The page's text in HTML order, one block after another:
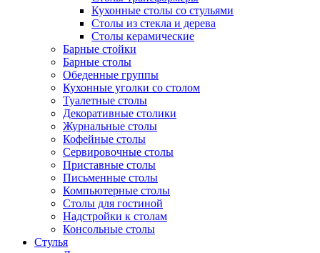
Кухонные столы со стульями
Столы из стекла и дерева
Столы керамические
Барные стойки
Барные столы
Обеденные группы
Кухонные уголки со столом
Туалетные столы
Декоративные столики
Журнальные столы
Кофейные столы
Сервировочные столы
Приставные столы
Письменные столы
Компьютерные столы
Столы для гостиной
Надстройки к столам
Консольные столы
Стулья